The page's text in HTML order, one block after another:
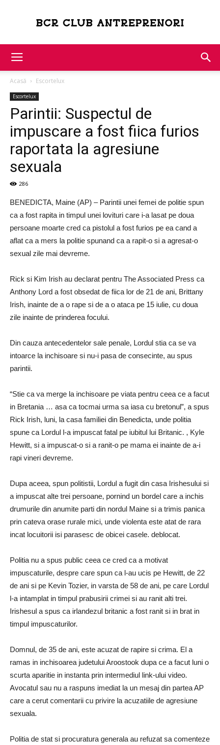
Antreprenori
Acasă Escortelux
Escortelux
Parintii: Suspectul de
impuscare a fost fiica furios
raportata la agresiune
sexuala
286
BENEDICTA, Maine (AP) – Parintii unei femei de politie spun
ca a fost rapita in timpul unei lovituri care i-a lasat pe doua
persoane moarte cred ca pistolul a fost furios pe ea cand a
aflat ca a mers la politie spunand ca a rapit-o si a agresat-o
sexual zile mai devreme.
Rick si Kim Irish au declarat pentru The Associated Press ca
Anthony Lord a fost obsedat de fiica lor de 21 de ani, Brittany
Irish, inainte de a o rape si de a o ataca pe 15 iulie, cu doua
zile inainte de prinderea focului.
Din cauza antecedentelor sale penale, Lordul stia ca se va
intoarce la inchisoare si nu-i pasa de consecinte, au spus
parintii.
“Stie ca va merge la inchisoare pe viata pentru ceea ce a facut
in Bretania … asa ca tocmai urma sa iasa cu bretonul”, a spus
Rick Irish, luni, la casa familiei din Benedicta, unde politia
spune ca Lordul l-a impuscat fatal pe iubitul lui Britanic. , Kyle
Hewitt, si a impuscat-o si a ranit-o pe mama ei inainte de a-i
rapi vineri devreme.
Dupa aceea, spun politistii, Lordul a fugit din casa Irishesului si
a impuscat alte trei persoane, pornind un bordel care a inchis
drumurile din anumite parti din nordul Maine si a trimis panica
prin cateva orase rurale mici, unde violenta este atat de rara
incat locuitorii isi parasesc de obicei casele. deblocat.
Politia nu a spus public ceea ce cred ca a motivat
impuscaturile, despre care spun ca l-au ucis pe Hewitt, de 22
de ani si pe Kevin Tozier, in varsta de 58 de ani, pe care Lordul
l-a intamplat in timpul prabusirii crimei si au ranit alti trei.
Irishesul a spus ca irlandezul britanic a fost ranit si in brat in
timpul impuscaturilor.
Domnul, de 35 de ani, este acuzat de rapire si crima. El a
ramas in inchisoarea judetului Aroostook dupa ce a facut luni o
scurta aparitie in instanta prin intermediul link-ului video.
Avocatul sau nu a raspuns imediat la un mesaj din partea AP
care a cerut comentarii cu privire la acuzatiile de agresiune
sexuala.
Politia de stat si procuratura generala au refuzat sa comenteze